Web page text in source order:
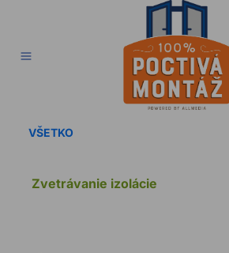
VŠETKO
Zvetrávanie izolácie